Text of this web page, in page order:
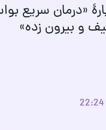
«درمان سریع
و بیرون زده»